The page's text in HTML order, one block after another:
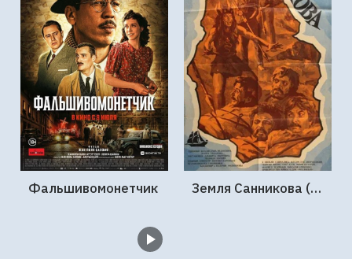
Фальшивомонетчик Земля Санникова (1973, Мосфильм)